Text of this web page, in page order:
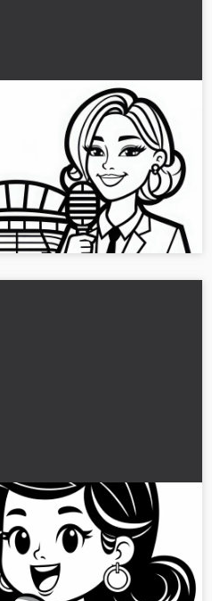
coloriage de la
de stade simple gratuit
du stade dans toute
Téléchargez le modèle de
au format JPG et coloriez-le !...
de la mi-temps par le
stade – Coloriage simple
à colorier d'une commentatrice de
heures de créativité.